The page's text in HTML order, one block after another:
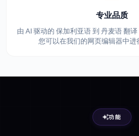
专业品质
由 AI 驱动的 保加利亚语 到 丹麦语 翻译
您可以在我们的网页编辑器中进
功能